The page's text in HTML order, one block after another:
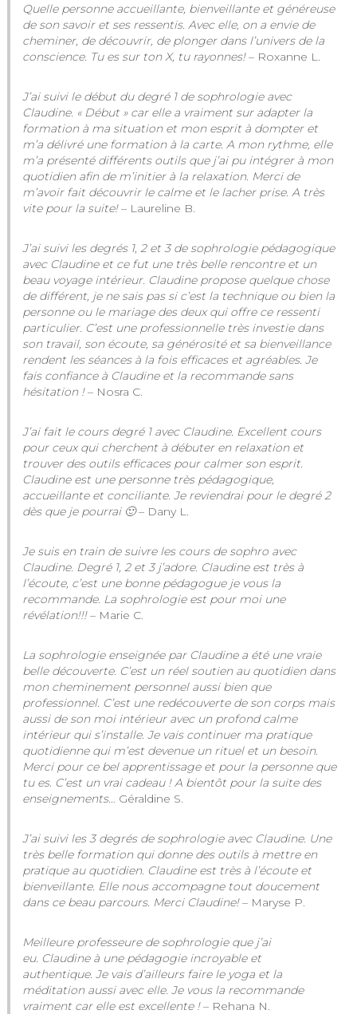
Quelle personne accueillante, bienveillante et généreuse
de son savoir et ses ressentis. Avec elle, on a envie de
cheminer, de découvrir, de plonger dans l’univers de la
conscience. Tu es sur ton X, tu rayonnes!– Roxanne L.
J’ai suivi le début du degré 1 de sophrologie avec
Claudine. « Début » car elle a vraiment sur adapter la
formation à ma situation et mon esprit à dompter et
m’a délivré une formation à la carte. A mon rythme, elle
m’a présenté différents outils que j’ai pu intégrer à mon
quotidien afin de m’initier à la relaxation. Merci de
m’avoir fait découvrir le calme et le lacher prise. A très
vite pour la suite!– Laureline B.
J’ai suivi les degrés 1, 2 et 3 de sophrologie pédagogique
avec Claudine et ce fut une très belle rencontre et un
beau voyage intérieur. Claudine propose quelque chose
de différent, je ne sais pas si c’est la technique ou bien la
personne ou le mariage des deux qui offre ce ressenti
particulier. C’est une professionnelle très investie dans
son travail, son écoute, sa générosité et sa bienveillance
rendent les séances à la fois efficaces et agréables. Je
fais confiance à Claudine et la recommande sans
hésitation !– Nosra C.
J’ai fait le cours degré 1 avec Claudine. Excellent cours
pour ceux qui cherchent à débuter en relaxation et
trouver des outils efficaces pour calmer son esprit.
Claudine est une personne très pédagogique,
accueillante et conciliante. Je reviendrai pour le degré 2
dès que je pourrai 🙂– Dany L.
Je suis en train de suivre les cours de sophro avec
Claudine. Degré 1, 2 et 3 j’adore. Claudine est très à
l’écoute, c’est une bonne pédagogue je vous la
recommande. La sophrologie est pour moi une
révélation!!!– Marie C.
La sophrologie enseignée par Claudine a été une vraie
belle découverte. C’est un réel soutien au quotidien dans
mon cheminement personnel aussi bien que
professionnel. C’est une redécouverte de son corps mais
aussi de son moi intérieur avec un profond calme
intérieur qui s’installe. Je vais continuer ma pratique
quotidienne qui m’est devenue un rituel et un besoin.
Merci pour ce bel apprentissage et pour la personne que
tu es. C’est un vrai cadeau ! A bientôt pour la suite des
enseignements… Géraldine S.
J’ai suivi les 3 degrés de sophrologie avec Claudine. Une
très belle formation qui donne des outils à mettre en
pratique au quotidien. Claudine est très à l’écoute et
bienveillante. Elle nous accompagne tout doucement
dans ce beau parcours. Merci Claudine!– Maryse P.
Meilleure professeure de sophrologie que j’ai
eu. Claudine à une pédagogie incroyable et
authentique. Je vais d’ailleurs faire le yoga et la
méditation aussi avec elle. Je vous la recommande
vraiment car elle est excellente !– Rehana N.